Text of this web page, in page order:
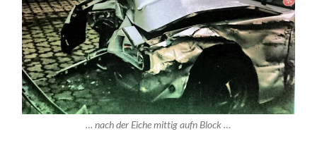
… nach der Eiche mittig aufn Block …